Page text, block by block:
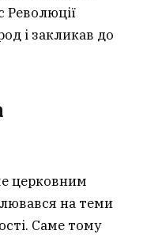
Революції
і закликав до
церковним
на теми
Саме тому